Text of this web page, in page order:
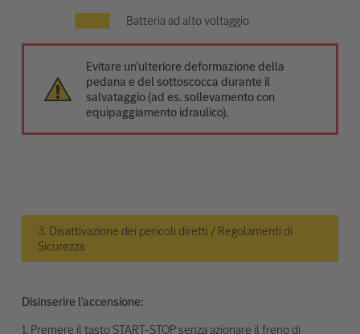
Batteria ad alto voltaggio
Evitare un’ulteriore deformazione della
pedana e del sottoscocca durante il
salvataggio (ad es. sollevamento con
equipaggiamento idraulico).
3. Disattivazione dei pericoli diretti / Regolamenti di
Sicurezza
Disinserire l'accensione:
1. Premere il tasto START-STOP senza azionare il freno di